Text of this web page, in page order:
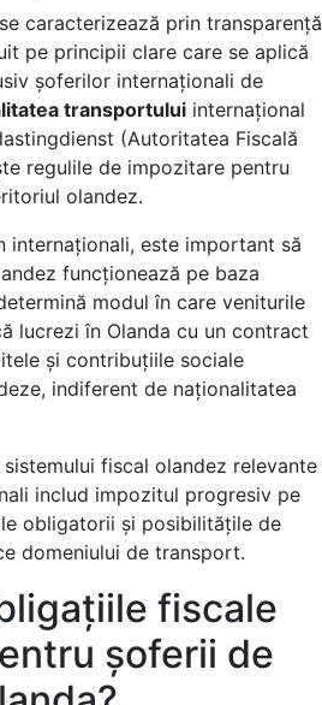
caracterizează prin transparență
pe principii clare care se aplică
șoferilor internaționali de
transportului internațional
(Autoritatea Fiscală
regulile de impozitare pentru
olandez.
internaționali, este important să
funcționează pe baza
modul în care veniturile
lucrezi în Olanda cu un contract
și contribuțiile sociale
indiferent de naționalitatea
fiscal olandez relevante
includ impozitul progresiv pe
obligatorii și posibilitățile de
domeniului de transport.
fiscale
șoferii de